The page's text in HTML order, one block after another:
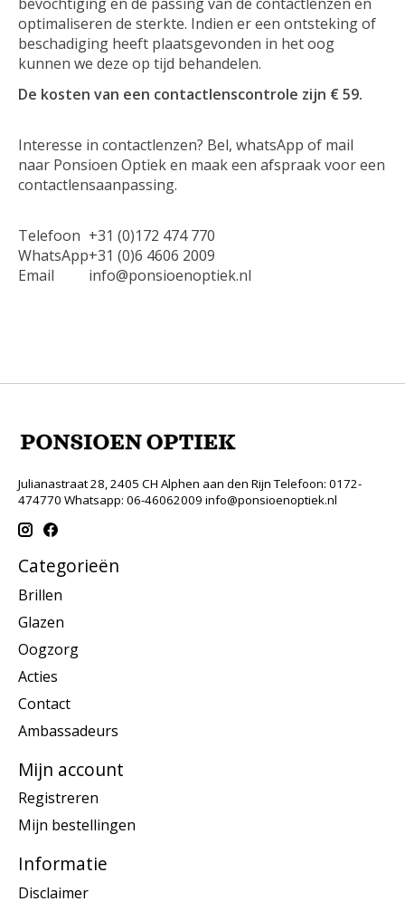
optimaliseren de sterkte. Indien er een ontsteking of
beschadiging heeft plaatsgevonden in het oog
kunnen we deze op tijd behandelen.
De kosten van een contactlenscontrole zijn € 59.
Interesse in contactlenzen? Bel, whatsApp of mail
naar Ponsioen Optiek en maak een afspraak voor een
contactlensaanpassing.
Telefoon +31 (0)172 474 770
WhatsApp+31 (0)6 4606 2009
Email
info@ponsioenoptiek.nl
Julianastraat 28, 2405 CH Alphen aan den Rijn Telefoon: 0172-
474770 Whatsapp: 06-46062009 info@ponsioenoptiek.nl
Categorieën
Brillen
Glazen
Oogzorg
Acties
Contact
Ambassadeurs
Mijn account
Registreren
Mijn bestellingen
Informatie
Disclaimer